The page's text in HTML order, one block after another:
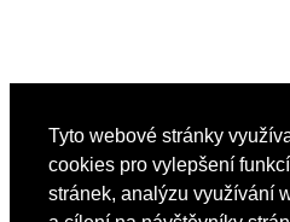
Tyto webové stránky
cookies pro vylepšení
stránek, analýzu využívání